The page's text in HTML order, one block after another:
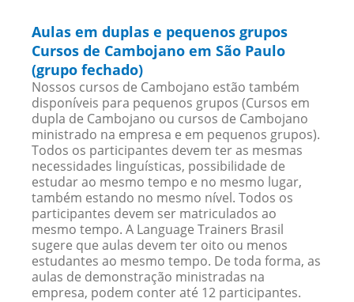
Aulas em duplas e pequenos grupos
Cursos de Cambojano em São Paulo
(grupo fechado)
Nossos cursos de Cambojano estão também
disponíveis para pequenos grupos (Cursos em
dupla de Cambojano ou cursos de Cambojano
ministrado na empresa e em pequenos grupos).
Todos os participantes devem ter as mesmas
necessidades linguísticas, possibilidade de
estudar ao mesmo tempo e no mesmo lugar,
também estando no mesmo nível. Todos os
participantes devem ser matriculados ao
mesmo tempo. A Language Trainers Brasil
sugere que aulas devem ter oito ou menos
estudantes ao mesmo tempo. De toda forma, as
aulas de demonstração ministradas na
empresa, podem conter até 12 participantes.